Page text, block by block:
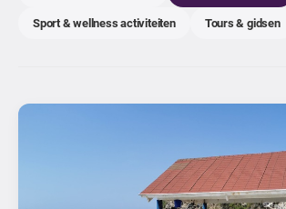
Sport & wellness activiteiten
Tours & gidsen